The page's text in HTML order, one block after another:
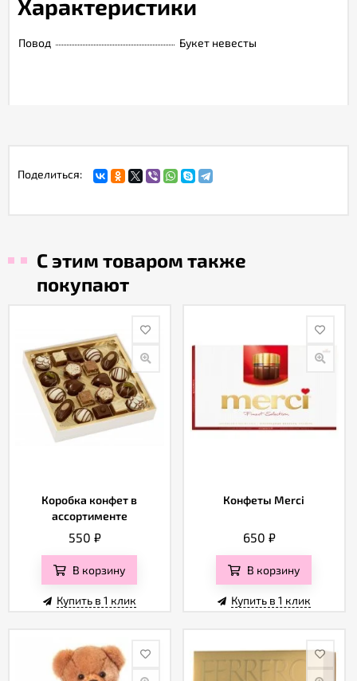
Характеристики
Повод Букет невесты
Поделиться:
С этим товаром также
покупают
Коробка конфет в
ассортименте
550 ₽
В корзину
Купить в 1 клик
Конфеты Merci
650 ₽
В корзину
Купить в 1 клик